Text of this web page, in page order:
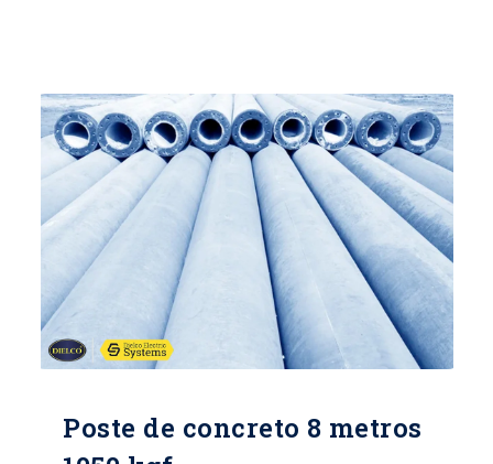
DE ACERO ALAMBRE DE ESPIRAL:
CAL/12 PESO APROXIMADO: 505 Kg
NORMA: ICONTEC 1329
CERTIFICACIÓN: RETIE
Poste de concreto 8 metros